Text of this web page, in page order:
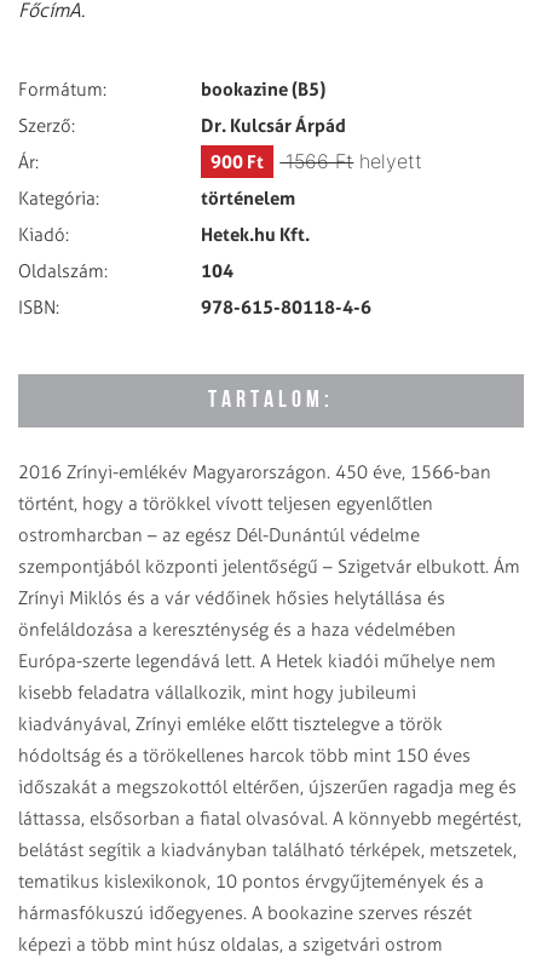
FőcímA.
Formátum: bookazine (B5)
Szerző: Dr. Kulcsár Árpád
Ár: 900 Ft 1566 Fthelyett
Kategória: történelem
Kiadó: Hetek.hu Kft.
Oldalszám: 104
ISBN: 978-615-80118-4-6
TARTALOM:
2016 Zrínyi-emlékév Magyarországon. 450 éve, 1566-ban
történt, hogy a törökkel vívott teljesen egyenlőtlen
ostromharcban – az egész Dél-Dunántúl védelme
szempontjából központi jelentőségű – Szigetvár elbukott. Ám
Zrínyi Miklós és a vár védőinek hősies helytállása és
önfeláldozása a kereszténység és a haza védelmében
Európa-szerte legendává lett. A Hetek kiadói műhelye nem
kisebb feladatra vállalkozik, mint hogy jubileumi
kiadványával, Zrínyi emléke előtt tisztelegve a török
hódoltság és a törökellenes harcok több mint 150 éves
időszakát a megszokottól eltérően, újszerűen ragadja meg és
láttassa, elsősorban a fiatal olvasóval. A könnyebb megértést,
belátást segítik a kiadványban található térképek, metszetek,
tematikus kislexikonok, 10 pontos érvgyűjtemények és a
hármasfókuszú időegyenes. A bookazine szerves részét
képezi a több mint húsz oldalas, a szigetvári ostrom